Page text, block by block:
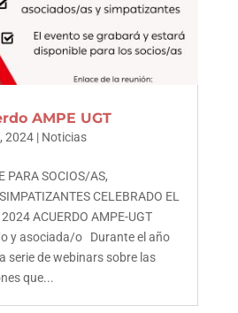
AMPE UGT
2024| Noticias
PARA SOCIOS/AS,
CELEBRADO EL
2024 ACUERDO AMPE-UGT
y asociada/o Durante el año
serie de webinars sobre las
que...